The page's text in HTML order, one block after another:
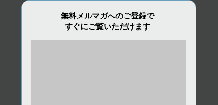
無料メルマガへのご登録で
すぐにご覧いただけます